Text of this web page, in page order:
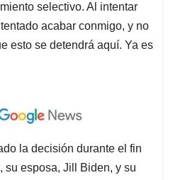
selectivo. Al intentar
acabar conmigo, y no
esto se detendrá aquí. Ya es
la decisión durante el fin
su esposa, Jill Biden, y su